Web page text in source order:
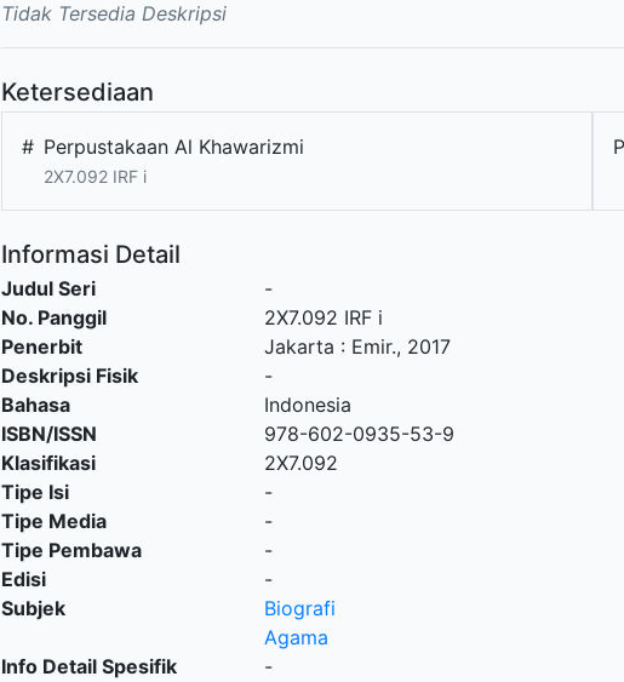
Tidak Tersedia Deskripsi
Ketersediaan
# Perpustakaan Al Khawarizmi
2X7.092 IRF i
Informasi Detail
Judul Seri
-
No. Panggil
2X7.092 IRF i
Penerbit
Jakarta : Emir., 2017
Deskripsi Fisik
-
Bahasa
Indonesia
ISBN/ISSN
978-602-0935-53-9
Klasifikasi
2X7.092
Tipe Isi
-
Tipe Media
-
Tipe Pembawa
-
Edisi
-
Subjek
Biografi
Agama
Info Detail Spesifik
-